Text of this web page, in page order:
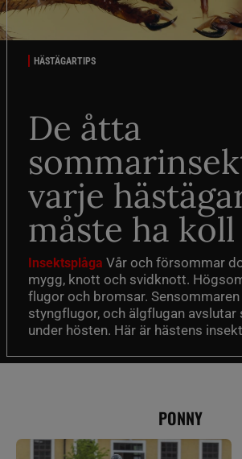
HÄSTÄGARTIPS
De åtta
varje
måste ha koll
Insektsplåga Vår och försommar
mygg, knott och svidknott.
flugor och bromsar.
styngflugor, och älgflugan avslutar
under hösten. Här är hästens
PONNY